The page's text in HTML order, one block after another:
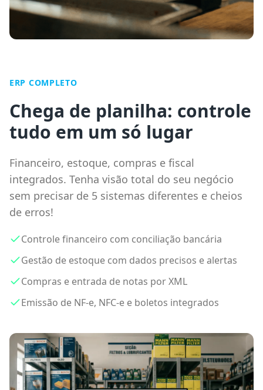
ERP COMPLETO
Chega de planilha: controle
tudo em um só lugar
Financeiro, estoque, compras e fiscal
integrados. Tenha visão total do seu negócio
sem precisar de 5 sistemas diferentes e cheios
de erros!
Controle financeiro com conciliação bancária
Gestão de estoque com dados precisos e alertas
Compras e entrada de notas por XML
Emissão de NF-e, NFC-e e boletos integrados